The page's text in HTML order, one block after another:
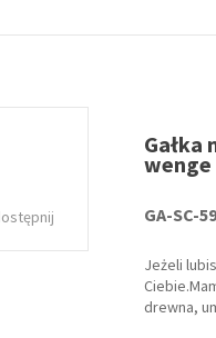
Gałka
wenge
GA-SC-
Jeżeli
drewna,